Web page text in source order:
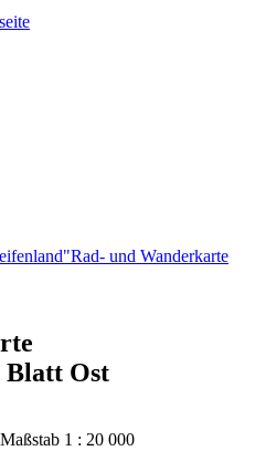
Rad- und Wanderkarte
Blatt Ost
1 : 20 000